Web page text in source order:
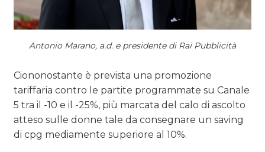
Antonio Marano, a.d. e presidente di Rai Pubblicità
Ciononostante è prevista una promozione
tariffaria contro le partite programmate su Canale
5 tra il -10 e il -25%, più marcata del calo di ascolto
atteso sulle donne tale da consegnare un saving
di cpg mediamente superiore al 10%.